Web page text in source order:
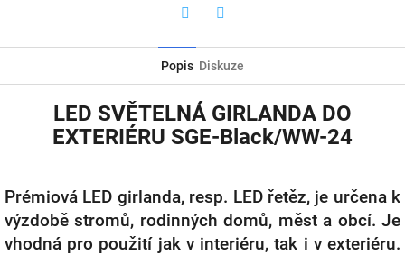
Popis Diskuze
LED SVĚTELNÁ GIRLANDA DO
EXTERIÉRU SGE-Black/WW-24
Prémiová LED girlanda, resp. LED řetěz, je určena k
výzdobě stromů, rodinných domů, měst a obcí. Je
vhodná pro použití jak v interiéru, tak i v exteriéru.